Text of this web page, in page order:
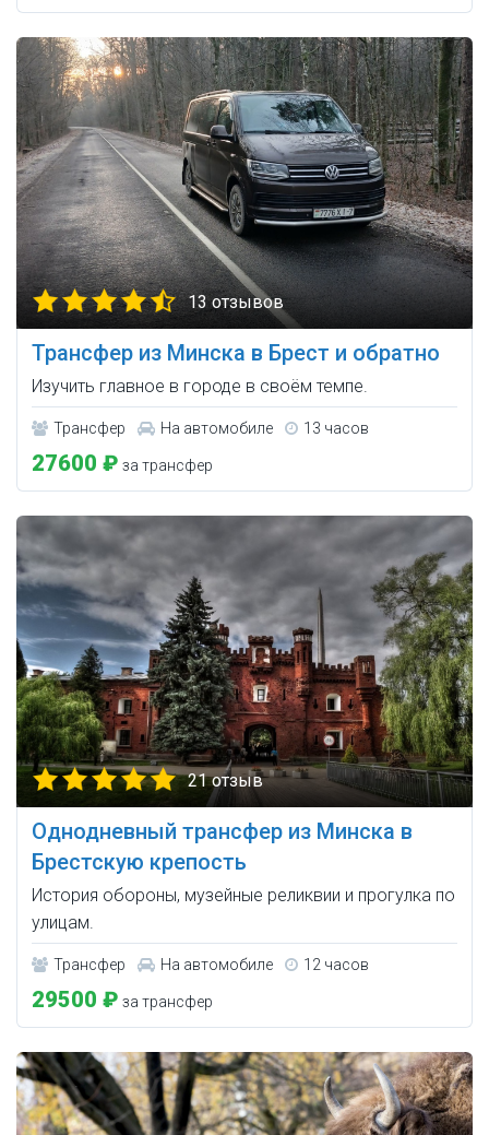
13 отзывов
Трансфер из Минска в Брест и обратно
Изучить главное в городе в своём темпе.
Трансфер На автомобиле 13 часов
27600 ₽ за трансфер
21 отзыв
Однодневный трансфер из Минска в
Брестскую крепость
История обороны, музейные реликвии и прогулка по
улицам.
Трансфер На автомобиле 12 часов
29500 ₽ за трансфер